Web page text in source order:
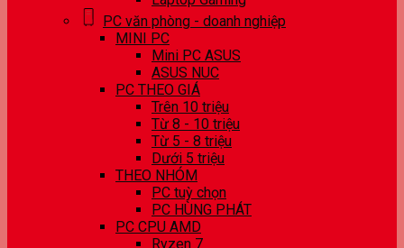
PC văn phòng - doanh nghiệp
MINI PC
Mini PC ASUS
ASUS NUC
PC THEO GIÁ
Trên 10 triệu
Từ 8 - 10 triệu
Từ 5 - 8 triệu
Dưới 5 triệu
THEO NHÓM
PC tuỳ chọn
PC HÙNG PHÁT
PC CPU AMD
Ryzen 7